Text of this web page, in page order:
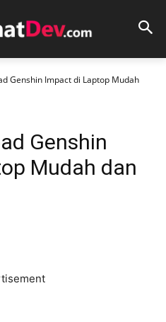
Genshin Impact di Laptop Mudah
Genshin
Mudah dan